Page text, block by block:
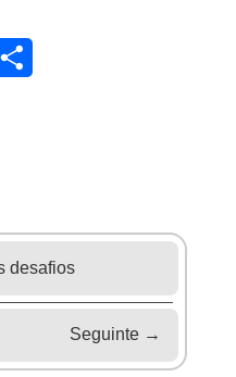
desafios
Seguinte →